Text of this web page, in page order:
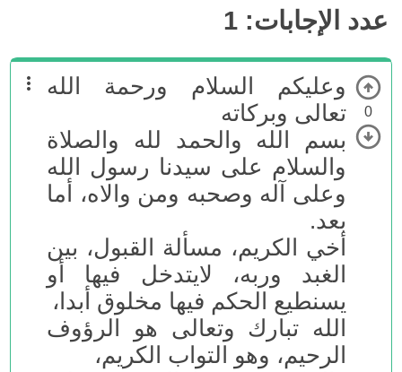
عدد الإجابات: 1
0
وعليكم السلام ورحمة الله
تعالى وبركاته
بسم الله والحمد لله والصلاة
والسلام على سيدنا رسول الله
وعلى آله وصحبه ومن والاه، أما
بعد.
أخي الكريم، مسألة القبول، بين
الغبد وربه، لايتدخل فيها أو
يسنطيع الحكم فيها مخلوق أبدا،
الله تبارك وتعالى هو الرؤوف
الرحيم، وهو التواب الكريم،